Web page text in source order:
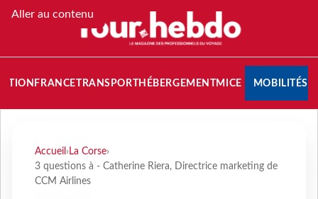
Aller au contenu
FRANCETRANSPORT HÉBERGEMENTMICE MOBILITÉS
Accueil › La Corse›
3 questions à - Catherine Riera, Directrice marketing de
CCM Airlines